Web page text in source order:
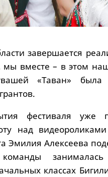
завершается
мы вместе – в этом
«Таван»
фестиваля уже
над
Эмилия Алексеева
занималась
классах